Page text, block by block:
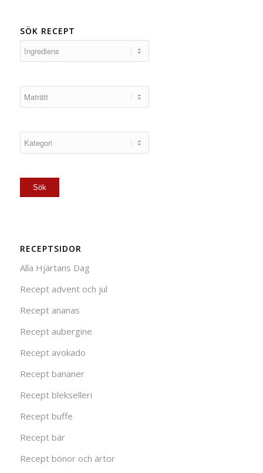
SÖK RECEPT
RECEPTSIDOR
Alla Hjärtans Dag
Recept advent och jul
Recept ananas
Recept aubergine
Recept avokado
Recept bananer
Recept blekselleri
Recept buffe
Recept bär
Recept bönor och ärtor